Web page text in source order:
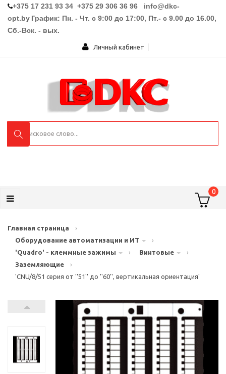
+375 17 231 93 34 +375 29 306 36 96 info@dkc-
opt.by График: Пн. - Чт. с 9:00 до 17:00, Пт.- с 9.00 до 16.00,
Сб.-Вск. - вых.
Личный кабинет
0
Главная страница
›
Оборудование автоматизации и ИТ
›
'Quadro' - клеммные зажимы
› Винтовые
›
Заземляющие
›
'CNU/8/51 серия от ''51'' до ''60'', вертикальная ориентация'